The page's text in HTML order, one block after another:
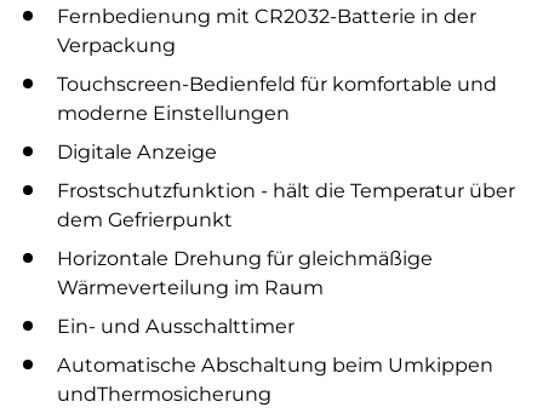
Fernbedienung mit CR2032-Batterie in der
Verpackung
Touchscreen-Bedienfeld für komfortable und
moderne Einstellungen
Digitale Anzeige
Frostschutzfunktion - hält die Temperatur über
dem Gefrierpunkt
Horizontale Drehung für gleichmäßige
Wärmeverteilung im Raum
Ein- und Ausschalttimer
Automatische Abschaltung beim Umkippen
undThermosicherung